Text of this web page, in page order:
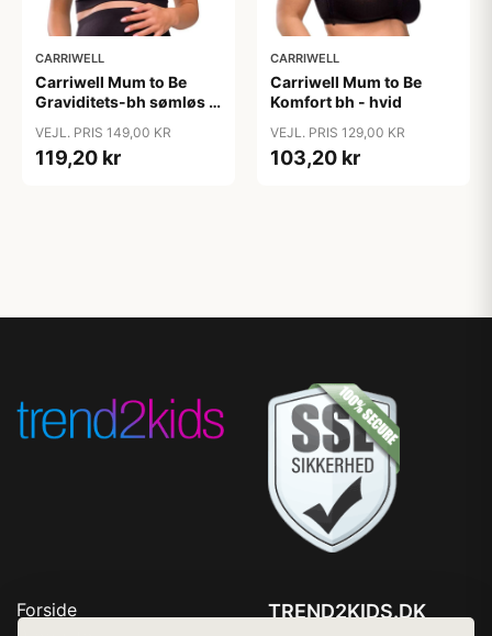
CARRIWELL
Carriwell Mum to Be
Graviditets-bh sømløs -
VEJL. PRIS 149,00 KR
119,20 kr
CARRIWELL
Carriwell Mum to Be
Komfort bh - hvid
VEJL. PRIS 129,00 KR
103,20 kr
Forside
TREND2KIDS.DK